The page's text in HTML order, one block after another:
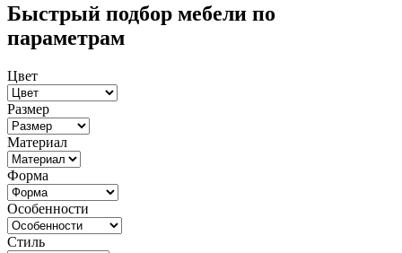
Быстрый подбор мебели по
параметрам
Цвет
Размер
Материал
Форма
Особенности
Стиль